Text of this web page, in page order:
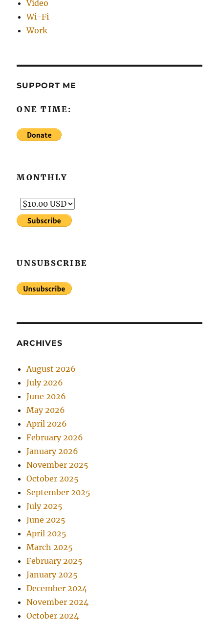
Video
Wi-Fi
Work
SUPPORT ME
ONE TIME:
MONTHLY
UNSUBSCRIBE
ARCHIVES
August 2026
July 2026
June 2026
May 2026
April 2026
February 2026
January 2026
November 2025
October 2025
September 2025
July 2025
June 2025
April 2025
March 2025
February 2025
January 2025
December 2024
November 2024
October 2024